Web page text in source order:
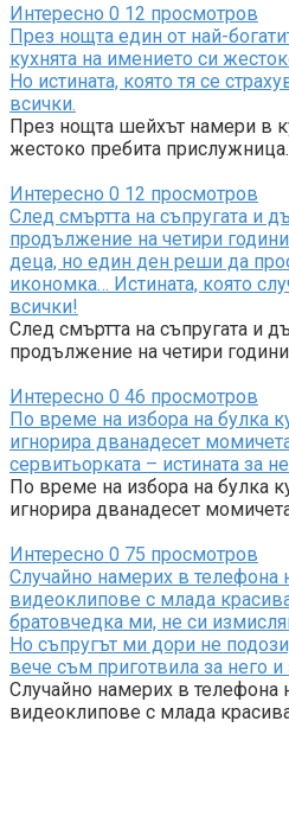
Интересно 0 12 просмотров
През нощта един от най-
кухнята на имението си
Но истината, която тя се
всички.
През нощта шейхът намери в
жестоко пребита
Интересно 0 12 просмотров
След смъртта на съпругата и
продължение на четири
деца, но един ден реши да
икономка… Истината, която
всички!
След смъртта на съпругата и
продължение на четири
Интересно 0 46 просмотров
По време на избора на булка
игнорира дванадесет
сервитьорката – истината за
По време на избора на булка
игнорира дванадесет
Интересно 0 75 просмотров
Случайно намерих в телефона
видеоклипове с млада
братовчедка ми, не си
Но съпругът ми дори не
вече съм приготвила за него и
Случайно намерих в телефона
видеоклипове с млада